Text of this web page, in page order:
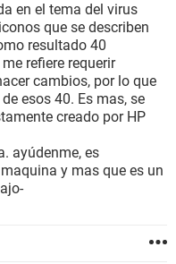
en el tema del virus
que se describen
resultado 40
refiere requerir
cambios, por lo que
esos 40. Es mas, se
creado por HP
ayúdenme, es
y mas que es un